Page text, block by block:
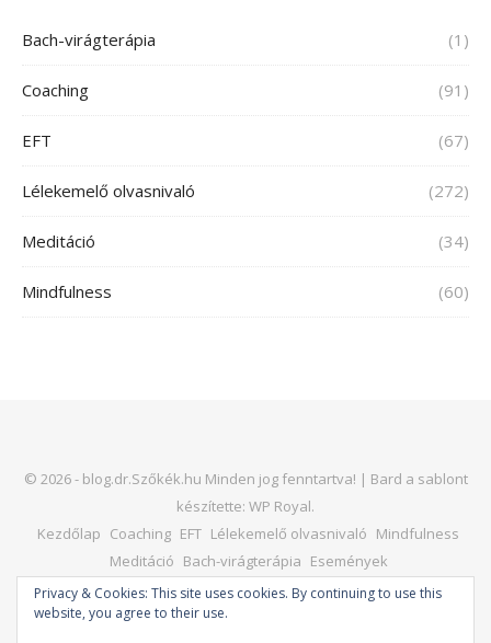
Bach-virágterápia (1)
Coaching (91)
EFT (67)
Lélekemelő olvasnivaló (272)
Meditáció (34)
Mindfulness (60)
© 2026 - blog.dr.Szőkék.hu Minden jog fenntartva! | Bard a sablont
készítette: WP Royal.
Kezdőlap Coaching EFT Lélekemelő olvasnivaló Mindfulness
Meditáció Bach-virágterápia Események
Kapcsolat – dr. Horváth Judit Honlap
Privacy & Cookies: This site uses cookies. By continuing to use this
website, you agree to their use.